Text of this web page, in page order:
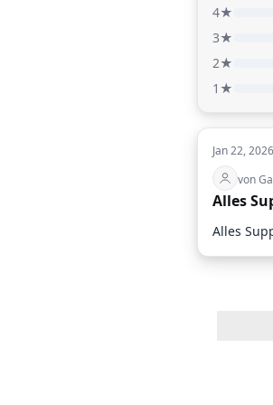
4★
3★
2★
1★
Jan 22, 2026
von
Alles
Alles